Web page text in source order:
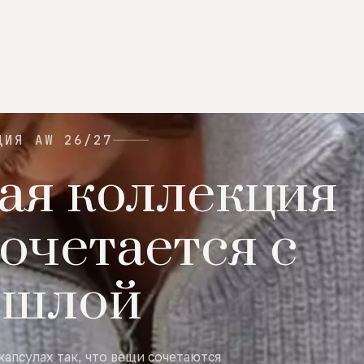
AW 26/27
коллекция
с
так, что вещи сочетаются